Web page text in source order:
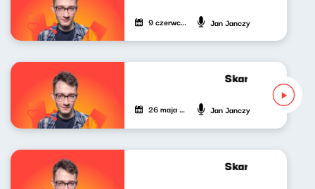
9 czerwca 2023 Jan Janczy
Skandynawskim
26 maja 2023 Jan Janczy
Skandynawskim